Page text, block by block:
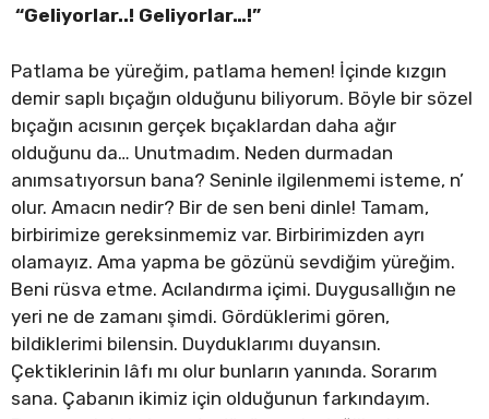
“Geliyorlar..! Geliyorlar…!”
Patlama be yüreğim, patlama hemen! İçinde kızgın
demir saplı bıçağın olduğunu biliyorum. Böyle bir sözel
bıçağın acısının gerçek bıçaklardan daha ağır
olduğunu da… Unutmadım. Neden durmadan
anımsatıyorsun bana? Seninle ilgilenmemi isteme, n’
olur. Amacın nedir? Bir de sen beni dinle! Tamam,
birbirimize gereksinmemiz var. Birbirimizden ayrı
olamayız. Ama yapma be gözünü sevdiğim yüreğim.
Beni rüsva etme. Acılandırma içimi. Duygusallığın ne
yeri ne de zamanı şimdi. Gördüklerimi gören,
bildiklerimi bilensin. Duyduklarımı duyansın.
Çektiklerinin lâfı mı olur bunların yanında. Sorarım
sana. Çabanın ikimiz için olduğunun farkındayım.